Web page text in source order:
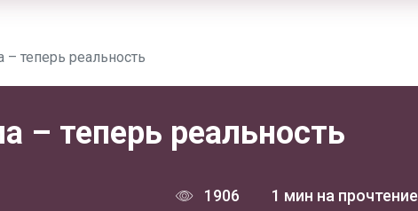
теперь реальность
– теперь реальность
1906 1 мин на прочтение